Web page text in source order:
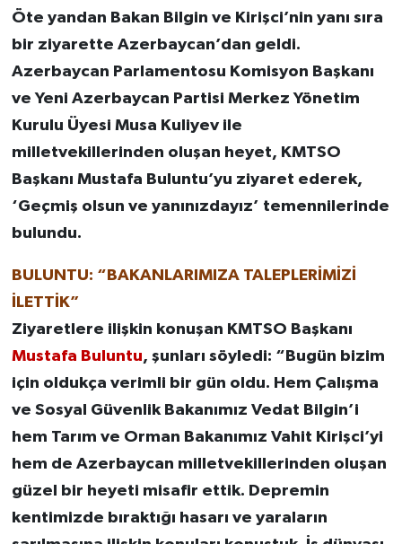
Öte yandan Bakan Bilgin ve Kirişci’nin yanı sıra
bir ziyarette Azerbaycan’dan geldi.
Azerbaycan Parlamentosu Komisyon Başkanı
ve Yeni Azerbaycan Partisi Merkez Yönetim
Kurulu Üyesi Musa Kuliyev ile
milletvekillerinden oluşan heyet, KMTSO
Başkanı Mustafa Buluntu’yu ziyaret ederek,
‘Geçmiş olsun ve yanınızdayız’ temennilerinde
bulundu.
BULUNTU: “BAKANLARIMIZA TALEPLERİMİZİ
İLETTİK”
Ziyaretlere ilişkin konuşan KMTSO Başkanı
Mustafa Buluntu, şunları söyledi: “Bugün bizim
için oldukça verimli bir gün oldu. Hem Çalışma
ve Sosyal Güvenlik Bakanımız Vedat Bilgin’i
hem Tarım ve Orman Bakanımız Vahit Kirişci’yi
hem de Azerbaycan milletvekillerinden oluşan
güzel bir heyeti misafir ettik. Depremin
kentimizde bıraktığı hasarı ve yaraların